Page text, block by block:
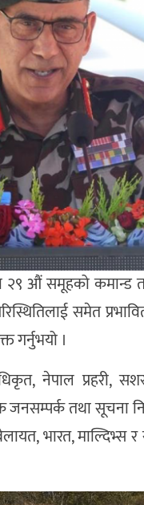
समूहको कमान्ड तथा
समेत
गर्नुभयो ।
नेपाल प्रहरी,
तथा सूचना
बेलायत, भारत,